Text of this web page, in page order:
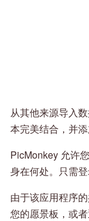
从其他来源导入
本完美结合，并
PicMonkey 允许
身在何处。只需登
由于该应用程序
您的愿景板，或